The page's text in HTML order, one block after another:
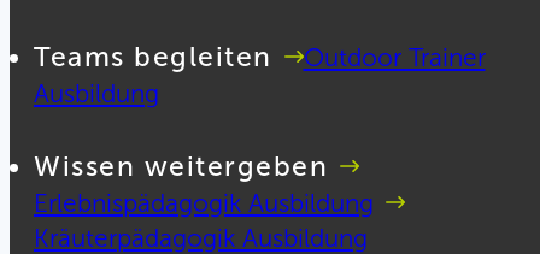
Teams begleiten
Outdoor Trainer
Ausbildung
Wissen weitergeben
Erlebnispädagogik Ausbildung
Kräuterpädagogik Ausbildung